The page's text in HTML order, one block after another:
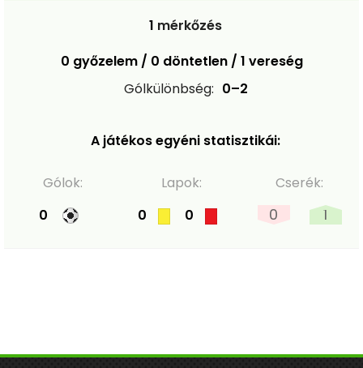
1 mérkőzés
0 győzelem / 0 döntetlen / 1 vereség
Gólkülönbség: 0–2
A játékos egyéni statisztikái:
Gólok:
0
Lapok:
0
0
Cserék:
0 1